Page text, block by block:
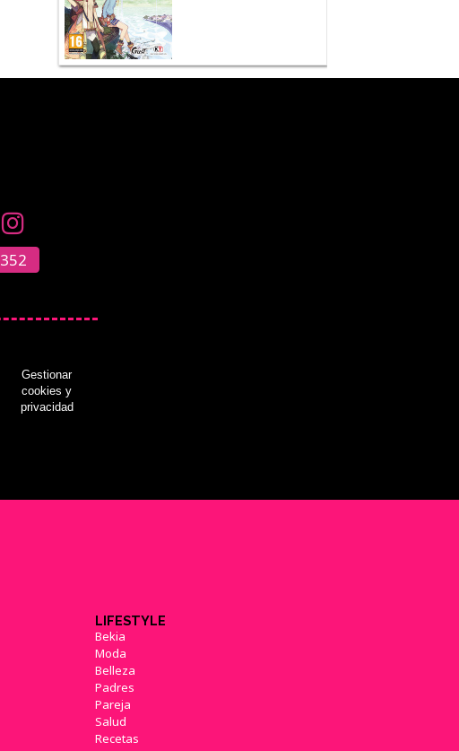
352
Gestionar
cookies y
privacidad
LIFESTYLE
Bekia
Moda
Belleza
Padres
Pareja
Salud
Recetas